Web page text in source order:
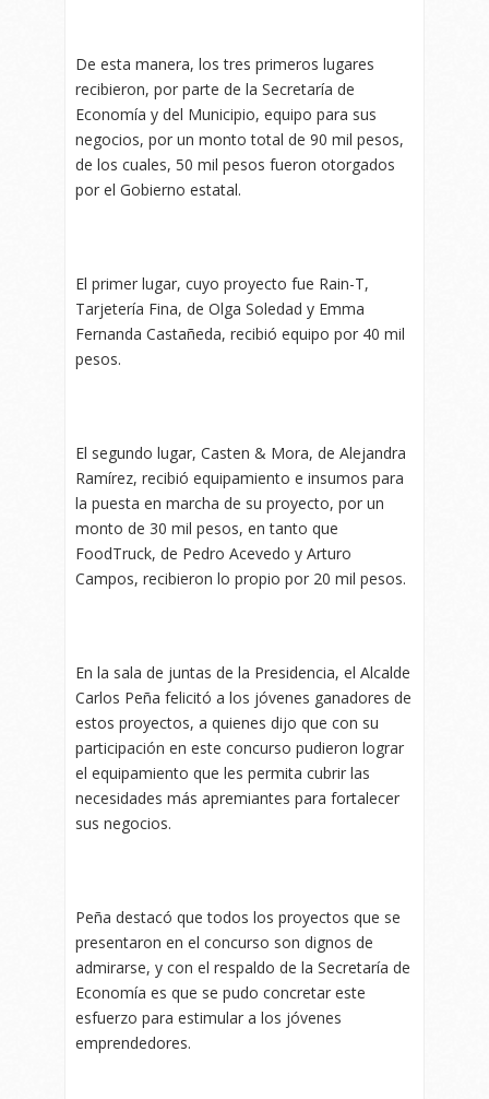
De esta manera, los tres primeros lugares
recibieron, por parte de la Secretaría de
Economía y del Municipio, equipo para sus
negocios, por un monto total de 90 mil pesos,
de los cuales, 50 mil pesos fueron otorgados
por el Gobierno estatal.
El primer lugar, cuyo proyecto fue Rain-T,
Tarjetería Fina, de Olga Soledad y Emma
Fernanda Castañeda, recibió equipo por 40 mil
pesos.
El segundo lugar, Casten & Mora, de Alejandra
Ramírez, recibió equipamiento e insumos para
la puesta en marcha de su proyecto, por un
monto de 30 mil pesos, en tanto que
FoodTruck, de Pedro Acevedo y Arturo
Campos, recibieron lo propio por 20 mil pesos.
En la sala de juntas de la Presidencia, el Alcalde
Carlos Peña felicitó a los jóvenes ganadores de
estos proyectos, a quienes dijo que con su
participación en este concurso pudieron lograr
el equipamiento que les permita cubrir las
necesidades más apremiantes para fortalecer
sus negocios.
Peña destacó que todos los proyectos que se
presentaron en el concurso son dignos de
admirarse, y con el respaldo de la Secretaría de
Economía es que se pudo concretar este
esfuerzo para estimular a los jóvenes
emprendedores.